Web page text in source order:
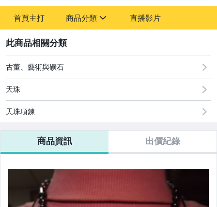
首頁主打 商品分類
古董、藝術與礦石
居家、家具與園藝
偶像、球員卡與郵幣
美食與地方特產
直播影片
古董、藝術與礦石
天珠
天珠項鍊
商品資訊 出價紀錄